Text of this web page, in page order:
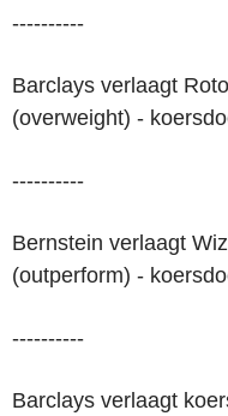
----------
Barclays verlaagt
(overweight) -
----------
Bernstein verlaagt
(outperform) -
----------
Barclays verlaagt